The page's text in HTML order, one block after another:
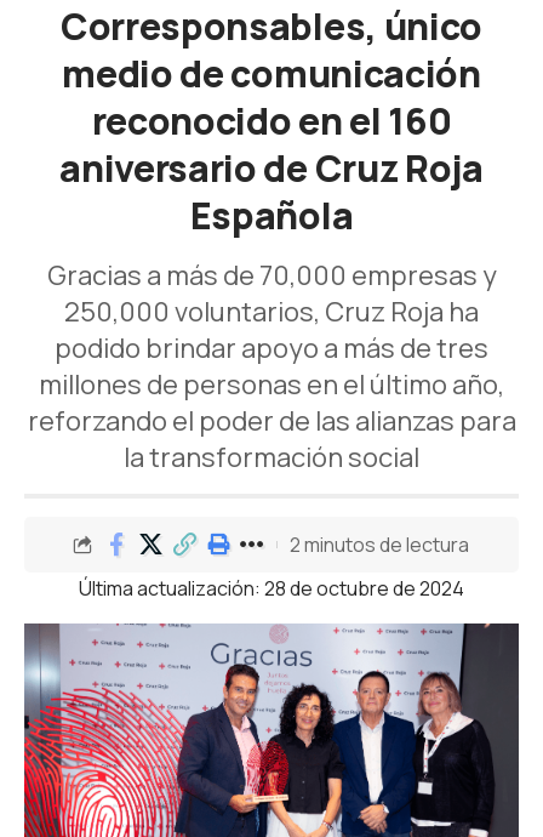
Corresponsables, único
medio de comunicación
reconocido en el 160
aniversario de Cruz Roja
Española
Gracias a más de 70,000 empresas y
250,000 voluntarios, Cruz Roja ha
podido brindar apoyo a más de tres
millones de personas en el último año,
reforzando el poder de las alianzas para
la transformación social
Última actualización: 28 de octubre de 2024
2 minutos de lectura